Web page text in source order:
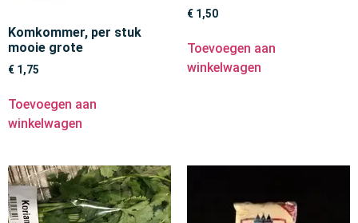
Komkommer, per stuk
mooie grote
€ 1,75
Toevoegen aan
winkelwagen
€ 1,50
Toevoegen aan
winkelwagen